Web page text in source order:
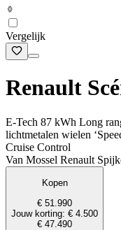
Vergelijk
Renault
E-Tech 87 kWh Long
lichtmetalen wielen
Cruise Control
Van Mossel Renault
Kopen
€ 51.990
Jouw korting: € 4.500
€ 47.490